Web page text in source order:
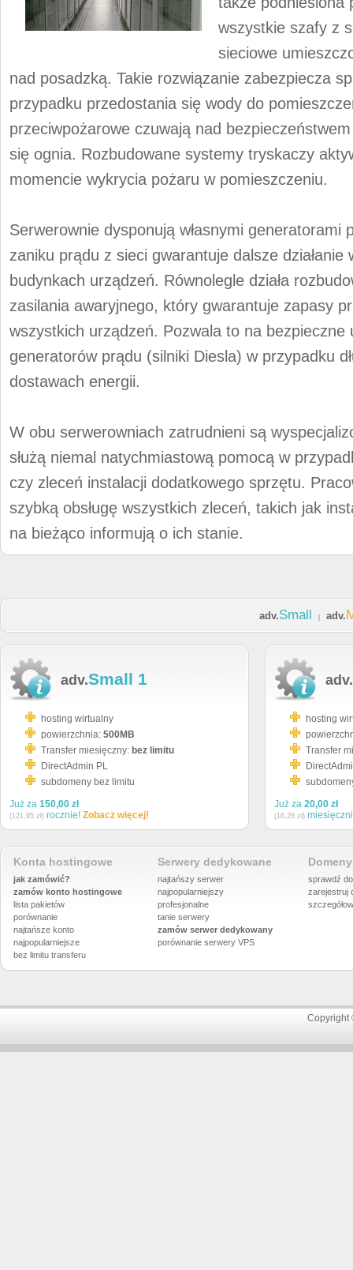
wszystkie szafy z
sieciowe
nad posadzką. Takie rozwiązanie zabezpiecza
przypadku przedostania się wody do
przeciwpożarowe czuwają nad
się ognia. Rozbudowane systemy tryskaczy
momencie wykrycia pożaru w pomieszczeniu.
Serwerownie dysponują własnymi generatorami
zaniku prądu z sieci gwarantuje dalsze działanie
budynkach urządzeń. Równolegle działa
zasilania awaryjnego, który gwarantuje zapasy
wszystkich urządzeń. Pozwala to na bezpieczne
generatorów prądu (silniki Diesla) w przypadku
dostawach energii.
W obu serwerowniach zatrudnieni są
służą niemal natychmiastową pomocą w
czy zleceń instalacji dodatkowego sprzętu.
szybką obsługę wszystkich zleceń, takich jak
na bieżąco informują o ich stanie.
adv.Small adv.
adv.Small 1
hosting wirtualny
powierzchnia: 500MB
Transfer miesięczny: bez limitu
DirectAdmin PL
subdomeny bez limitu
Już za 150,00 zł
(121,95 zł) rocznie! Zobacz więcej!
adv.
hosting
Transfer
Już za 20,00 zł
(16,26 zł)
Konta hostingowe
jak zamówić?
zamów konto hostingowe
lista pakietów
porównanie
najtańsze konto
najpopularniejsze
bez limitu transferu
Serwery dedykowane
najtańszy serwer
najpopularniejszy
profesjonalne
tanie serwery
zamów serwer dedykowany
porównanie serwery VPS
sprawdź
zarejestruj
Copyright